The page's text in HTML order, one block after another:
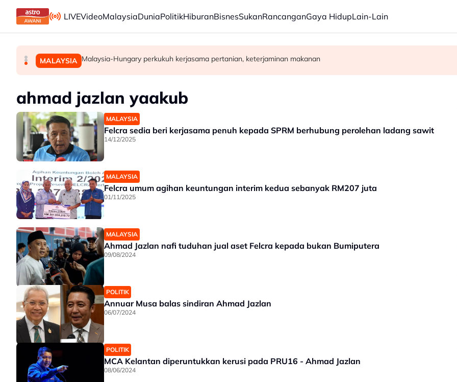
Skip to main content
LIVEVideoMalaysiaDuniaPolitikHiburanBisnesSukanRancanganGaya HidupLain-Lain
MALAYSIA Takut bersuara boleh jejas usaha banteras rasuah - Syed Ahmad Idid
MALAYSIA Transformasi organisasi bermula dengan pekerja, bukan ukuran prestasi
MALAYSIA Malaysia-Hungary perkukuh kerjasama pertanian, keterjaminan makanan
ahmad jazlan yaakub
MALAYSIA
Felcra sedia beri kerjasama penuh kepada SPRM berhubung perolehan ladang sawit
14/12/2025
MALAYSIA
Felcra umum agihan keuntungan interim kedua sebanyak RM207 juta
01/11/2025
MALAYSIA
Ahmad Jazlan nafi tuduhan jual aset Felcra kepada bukan Bumiputera
09/08/2024
POLITIK
Annuar Musa balas sindiran Ahmad Jazlan
06/07/2024
POLITIK
MCA Kelantan diperuntukkan kerusi pada PRU16 - Ahmad Jazlan
08/06/2024